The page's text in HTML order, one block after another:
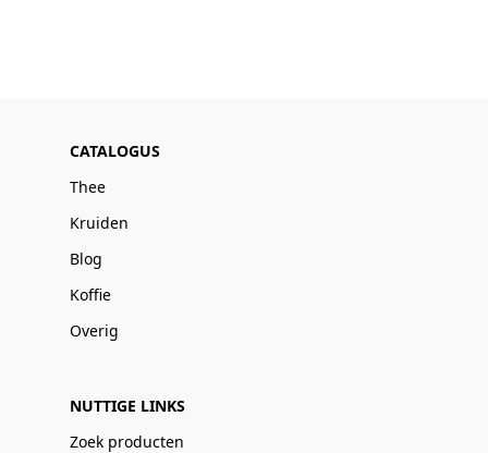
CATALOGUS
Thee
Kruiden
Blog
Koffie
Overig
NUTTIGE LINKS
Zoek producten